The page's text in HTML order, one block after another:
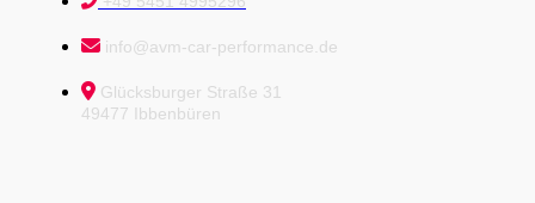
info@avm-car-performance.de
Glücksburger Straße 31
49477 Ibbenbüren